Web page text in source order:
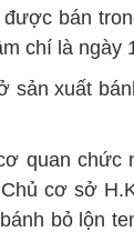
bán
chí là ngày
sản xuất
quan chức
cơ sở
bỏ lộn